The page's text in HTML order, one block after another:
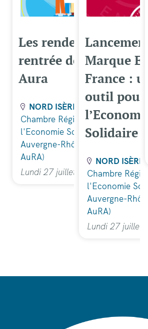
Les rendez-vous de la
rentrée de la CRESS
Aura
NORD ISÈRE
Chambre Régionale de
l'Economie Sociale et Solidaire
Auvergne-Rhône-Alpes (CRESS
AuRA)
Lundi 27 juillet 2026
Marque
France :
outil
Solidaire
NORD ISÈRE
Chambre
l'Economie
Auvergne-
AuRA)
Lundi 27 juillet